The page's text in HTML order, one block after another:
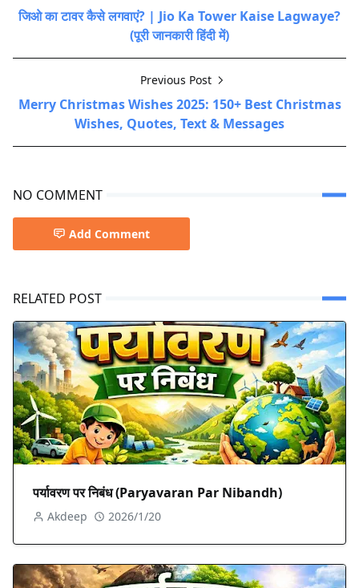
जिओ का टावर कैसे लगवाएं? | Jio Ka Tower Kaise Lagwaye?
(पूरी जानकारी हिंदी में)
Previous Post
Merry Christmas Wishes 2025: 150+ Best Christmas
Wishes, Quotes, Text & Messages
NO COMMENT
Add Comment
RELATED POST
पर्यावरण पर निबंध (Paryavaran Par Nibandh)
Akdeep 2026/1/20